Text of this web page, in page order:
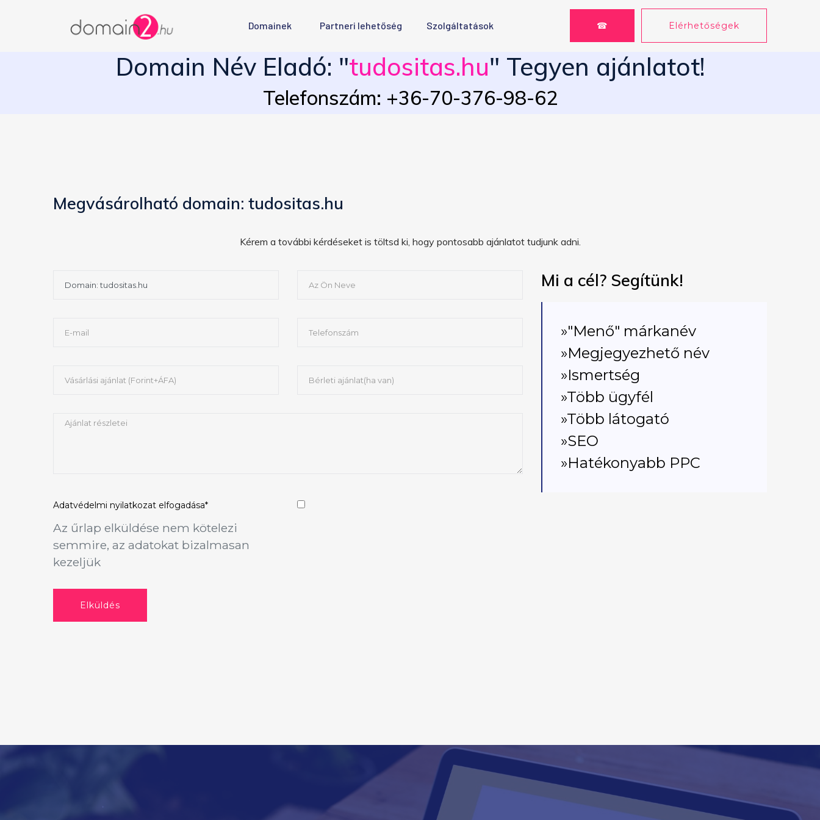
Domainek Partneri lehetőség Szolgáltatások ☎ Elérhetőségek
Domain Név Eladó: "tudositas.hu" Tegyen ajánlatot!
Telefonszám: +36-70-376-98-62
Megvásárolható domain: tudositas.hu
Kérem a további kérdéseket is töltsd ki, hogy pontosabb ajánlatot tudjunk adni.
Adatvédelmi nyilatkozat elfogadása*
Az űrlap elküldése nem kötelezi
semmire, az adatokat bizalmasan
kezeljük
Elküldés
Mi a cél? Segítünk!
»"Menő" márkanév
»Megjegyezhető név
»Ismertség
»Több ügyfél
»Több látogató
»SEO
»Hatékonyabb PPC